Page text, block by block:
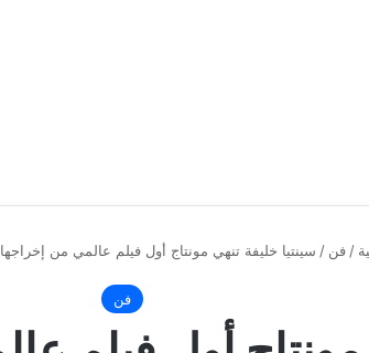
/ فن / سينتيا خليفة تنهي مونتاج أول فيلم عالمي من
فن